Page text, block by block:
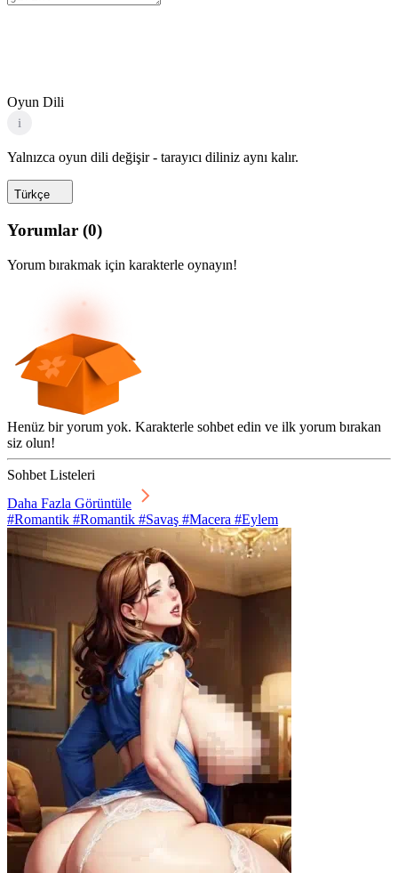
Oyun Dili
i
Yalnızca oyun dili değişir - tarayıcı diliniz aynı kalır.
Türkçe
Yorumlar (0)
Yorum bırakmak için karakterle oynayın!
Henüz bir yorum yok. Karakterle sohbet edin ve ilk yorum bırakan
siz olun!
Sohbet Listeleri
Daha Fazla Görüntüle
#Romantik #Romantik #Savaş #Macera #Eylem